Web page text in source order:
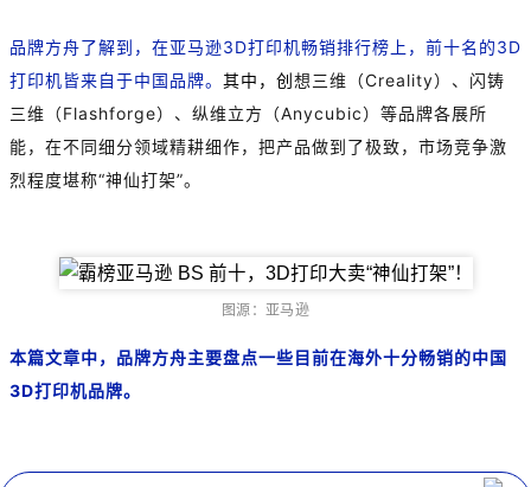
品牌方舟了解到，在亚马逊3D打印机畅销排行榜上，前十名的3D
打印机皆来自于中国品牌。 其中，创想三维（Creality）、闪铸
三维（Flashforge）、纵维立方（Anycubic）等品牌各展所
能，在不同细分领域精耕细作，把产品做到了极致，市场竞争激
烈程度堪称“神仙打架”。
图源：亚马逊
本篇文章中，品牌方舟主要盘点一些目前在海外十分畅销的中国
3D打印机品牌。